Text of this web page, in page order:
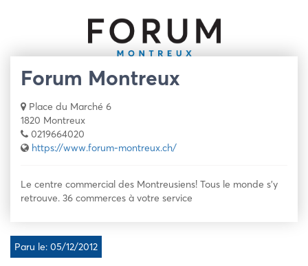
Forum Montreux
Place du Marché 6
1820 Montreux
0219664020
https://www.forum-montreux.ch/
Le centre commercial des Montreusiens! Tous le monde s’y
retrouve. 36 commerces à votre service
Paru le: 05/12/2012